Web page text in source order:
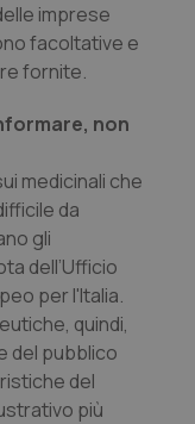
Ulcerosa
imprese
facoltative e
fornite.
non
medicinali che
da
gli
dell’Ufficio
per l'Italia.
quindi,
del pubblico
del
più